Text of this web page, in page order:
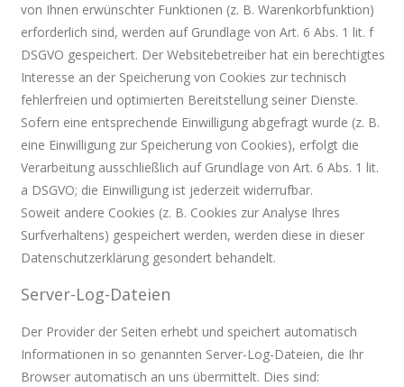
von Ihnen erwünschter Funktionen (z. B. Warenkorbfunktion)
erforderlich sind, werden auf Grundlage von Art. 6 Abs. 1 lit. f
DSGVO gespeichert. Der Websitebetreiber hat ein berechtigtes
Interesse an der Speicherung von Cookies zur technisch
fehlerfreien und optimierten Bereitstellung seiner Dienste.
Sofern eine entsprechende Einwilligung abgefragt wurde (z. B.
eine Einwilligung zur Speicherung von Cookies), erfolgt die
Verarbeitung ausschließlich auf Grundlage von Art. 6 Abs. 1 lit.
a DSGVO; die Einwilligung ist jederzeit widerrufbar.
Soweit andere Cookies (z. B. Cookies zur Analyse Ihres
Surfverhaltens) gespeichert werden, werden diese in dieser
Datenschutzerklärung gesondert behandelt.
Server-Log-Dateien
Der Provider der Seiten erhebt und speichert automatisch
Informationen in so genannten Server-Log-Dateien, die Ihr
Browser automatisch an uns übermittelt. Dies sind: